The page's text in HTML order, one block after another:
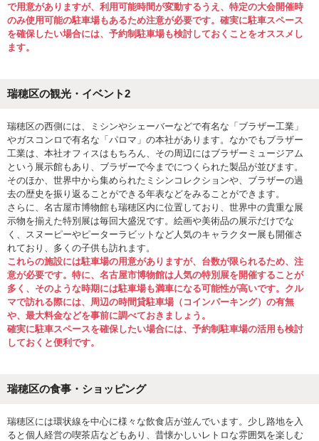
で用意がありますが、利用可能時間が変動するうえ、特定の大会開催時
のみ使用可能の駐車場もあるため注意が必要です。確実に駐車スペース
を確保したい場合には、予約制駐車場も検討しておくことをオススメし
ます。
瑞穂区の観光・イベント2
瑞穂区の西側には、ミシンやシェーバーなどで有名な「ブラザー工業」
やガスコンロで有名な「パロマ」の本社があります。なかでもブラザー
工業は、本社オフィスはもちろん、その周辺にはブラザーミュージアム
という展示館もあり、ブラザーで今までにつくられた製品が並びます。
そのほか、世界中から集められたミシンコレクションや、ブラザーの過
去の歴史を振り返ることができる年表などをみることができます。
さらに、名古屋市博物館も瑞穂区内に位置しており、世界中の貴重な展
示物を揃えた特別展は毎回大盛況です。絵画や美術品の展示だけでな
く、スヌーピーやピーターラビットなど人気のキャラクター展も開催さ
れており、多くの子供も訪れます。
これらの施設には駐車場の用意がありますが、台数が限られるため、注
意が必要です。特に、名古屋市博物館は人気の特別展を開催することが
多く、そのような時期には駐車場も満車になる可能性が高いです。クル
マで訪れる際には、周辺の時間貸駐車場（コインパーキング）の有無
や、最大料金などを事前に調べておきましょう。
確実に駐車スペースを確保したい場合には、予約制駐車場の活用も検討
しておくと便利です。
瑞穂区の食事・ショッピング
瑞穂区には環状線を中心に様々な飲食店が並んでいます。少し路地を入
ると個人経営の喫茶店などもあり、昔懐かしいレトロな雰囲気を楽しむ